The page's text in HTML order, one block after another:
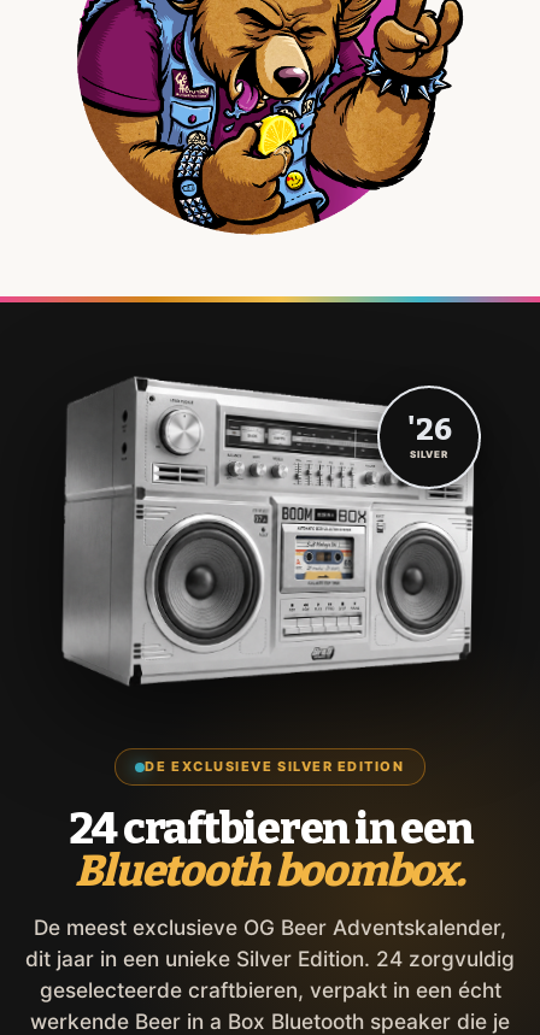
DE EXCLUSIEVE SILVER EDITION
24 craftbieren in een
Bluetooth boombox.
De meest exclusieve OG Beer Adventskalender,
dit jaar in een unieke Silver Edition. 24 zorgvuldig
geselecteerde craftbieren, verpakt in een écht
werkende Beer in a Box Bluetooth speaker die je
'26
SILVER